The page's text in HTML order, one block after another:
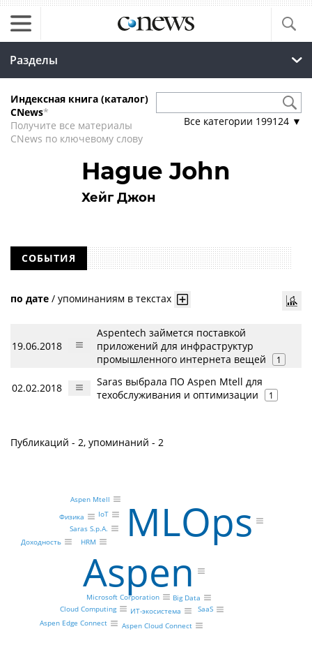
Разделы
Индексная книга (каталог)
CNews*
Получите все материалы
CNews по ключевому слову
Все категории 199124 ▼
Hague John
Хейг Джон
СОБЫТИЯ
по дате / упоминаниям в текстах
19.06.2018
Aspentech займется поставкой
приложений для инфраструктур
промышленного интернета вещей
1
02.02.2018
Saras выбрала ПО Aspen Mtell для
техобслуживания и оптимизации
1
Публикаций - 2, упоминаний - 2
Aspen
MLOps
Microsoft Corporation
Saras S.p.A.
Cloud Computing
HRM
Big Data
ИТ-экосистема
SaaS
IoT
Aspen Edge Connect Aspen Cloud Connect
Aspen Mtell
Физика
Доходность